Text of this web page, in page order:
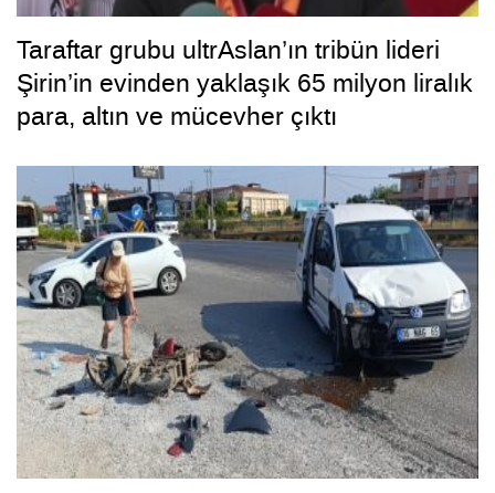
Taraftar grubu ultrAslan’ın tribün lideri
Şirin’in evinden yaklaşık 65 milyon liralık
para, altın ve mücevher çıktı